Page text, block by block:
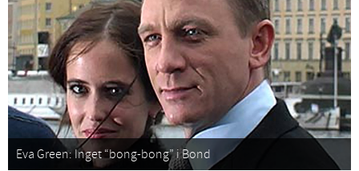
Eva Green: Inget “bong-bong” i Bond